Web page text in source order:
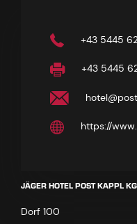
+43 5445
+43 5445
https://
JÄGER HOTEL POST KAPPL KG
Dorf 100